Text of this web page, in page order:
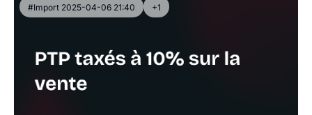
#Import 2025-04-06 21:40 +1